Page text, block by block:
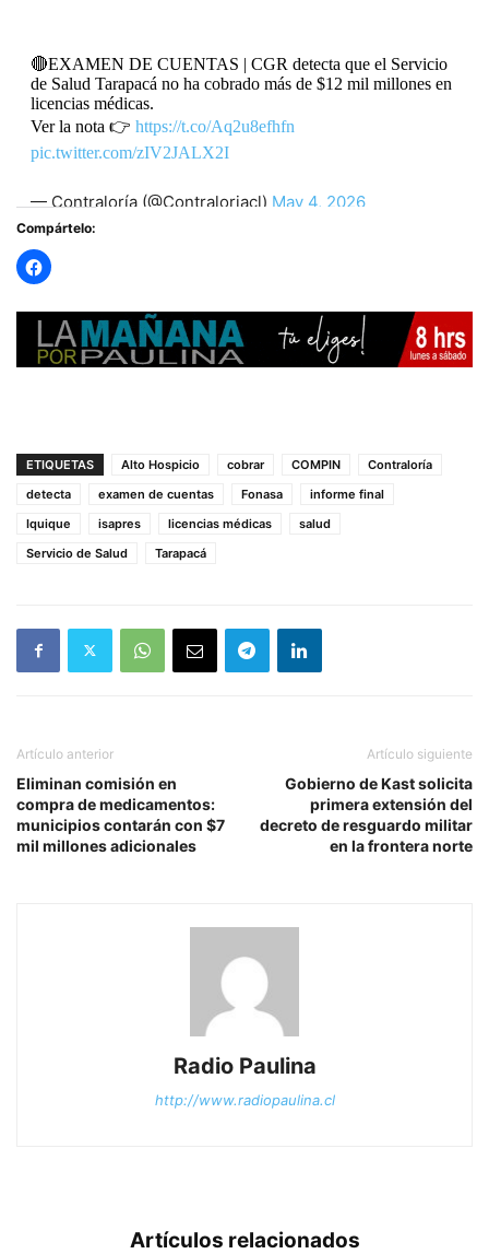
🔴EXAMEN DE CUENTAS | CGR detecta que el Servicio
de Salud Tarapacá no ha cobrado más de $12 mil millones en
licencias médicas.
Ver la nota 👉 https://t.co/Aq2u8efhfn
pic.twitter.com/zIV2JALX2I
— Contraloría (@Contraloriacl) May 4, 2026
Compártelo:
ETIQUETAS Alto Hospicio cobrar COMPIN
Contraloría
detecta
examen de cuentas Fonasa
informe final
Iquique
isapres licencias médicas
salud
Servicio de Salud
Tarapacá
Artículo anterior
Eliminan comisión en
compra de medicamentos:
municipios contarán con $7
mil millones adicionales
Artículo siguiente
Gobierno de Kast solicita
primera extensión del
decreto de resguardo militar
en la frontera norte
Radio Paulina
http://www.radiopaulina.cl
Artículos relacionados